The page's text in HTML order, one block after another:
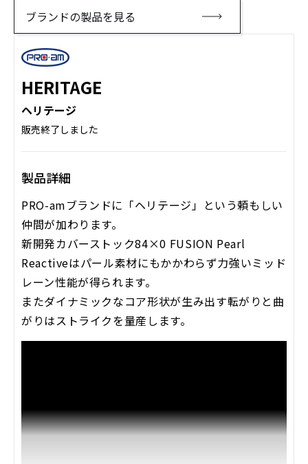
ブランドの製品を見る
HERITAGE
ヘリテージ
販売終了しました
製品詳細
PRO-amブランドに「ヘリテージ」という頼もしい
仲間が加わります。
新開発カバーストック84×0 FUSION Pearl
Reactiveはパール素材にもかかわらず力強いミッド
レーン性能が得られます。
またダイナミックなコア形状が生み出す転がりと曲
がりはストライクを量産します。